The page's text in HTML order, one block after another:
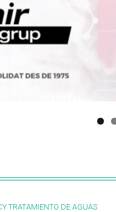
TRATAMIENTO DE AGUAS